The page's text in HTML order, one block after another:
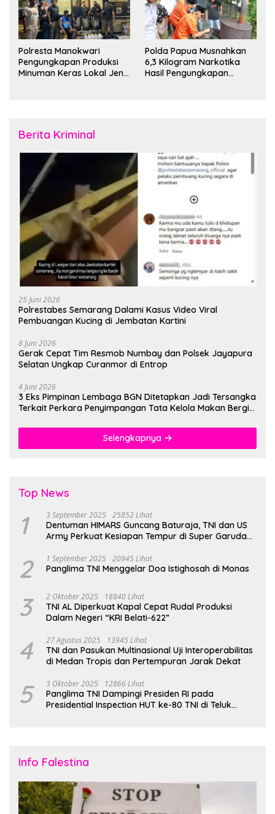
Polresta Manokwari
Pengungkapan Produksi
Minuman Keras Lokal Jenis
Polda Papua Musnahkan
6,3 Kilogram Narkotika
Hasil Pengungkapan
Berita Kriminal
25 Juni 2026
Polrestabes Semarang Dalami Kasus Video Viral
Pembuangan Kucing di Jembatan Kartini
8 Juni 2026
Gerak Cepat Tim Resmob Numbay dan Polsek Jayapura
Selatan Ungkap Curanmor di Entrop
4 Juni 2026
3 Eks Pimpinan Lembaga BGN Ditetapkan Jadi Tersangka
Terkait Perkara Penyimpangan Tata Kelola Makan Bergizi
Selengkapnya
Top News
1 3 September 2025 25852 Lihat
Dentuman HIMARS Guncang Baturaja, TNI dan US
Army Perkuat Kesiapan Tempur di Super Garuda
2 1 September 2025 20945 Lihat
Panglima TNI Menggelar Doa Istighosah di Monas
3 2 Oktober 2025 18840 Lihat
TNI AL Diperkuat Kapal Cepat Rudal Produksi
Dalam Negeri “KRI Belati-622”
4 27 Agustus 2025 13945 Lihat
TNI dan Pasukan Multinasional Uji Interoperabilitas
di Medan Tropis dan Pertempuran Jarak Dekat
5 3 Oktober 2025 12866 Lihat
Panglima TNI Dampingi Presiden RI pada
Presidential Inspection HUT ke-80 TNI di Teluk
Info Falestina